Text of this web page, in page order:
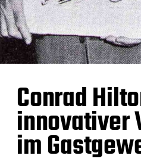
Conrad
innovativer
im